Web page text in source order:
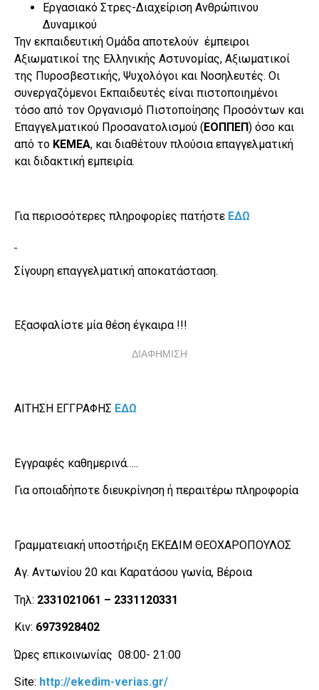
Εργασιακό Στρες-Διαχείριση Ανθρώπινου
Δυναμικού
Την εκπαιδευτική Ομάδα αποτελούν έμπειροι
Αξιωματικοί της Ελληνικής Αστυνομίας, Αξιωματικοί
της Πυροσβεστικής, Ψυχολόγοι και Νοσηλευτές. Οι
συνεργαζόμενοι Εκπαιδευτές είναι πιστοποιημένοι
τόσο από τον Οργανισμό Πιστοποίησης Προσόντων και
Επαγγελματικού Προσανατολισμού (ΕΟΠΠΕΠ) όσο και
από το ΚΕΜΕΑ, και διαθέτουν πλούσια επαγγελματική
και διδακτική εμπειρία.
Για περισσότερες πληροφορίες πατήστε ΕΔΩ
Σίγουρη επαγγελματική αποκατάσταση.
Εξασφαλίστε μία θέση έγκαιρα !!!
ΔΙΑΦΗΜΙΣΗ
ΑΙΤΗΣΗ ΕΓΓΡΑΦΗΣ ΕΔΩ
Εγγραφές καθημερινά…..
Για οποιαδήποτε διευκρίνηση ή περαιτέρω πληροφορία
Γραμματειακή υποστήριξη ΕΚΕΔΙΜ ΘΕΟΧΑΡΟΠΟΥΛΟΣ
Αγ. Αντωνίου 20 και Καρατάσου γωνία, Βέροια
Τηλ: 2331021061 – 2331120331
Κιν: 6973928402
Ώρες επικοινωνίας 08:00- 21:00
Site: http://ekedim-verias.gr/